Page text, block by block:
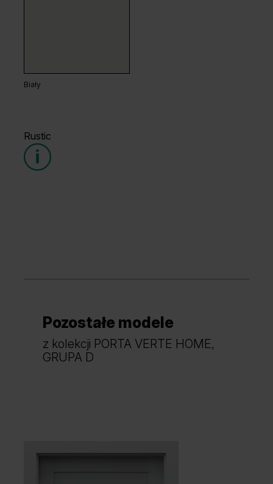
Biały
Rustic
Dąb Mauvella Dąb Szkarłatny
Pozostałe modele
z kolekcji PORTA VERTE HOME,
GRUPA D